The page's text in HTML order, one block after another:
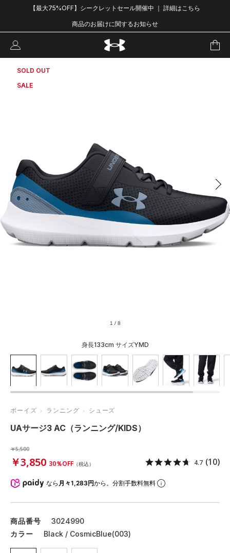
【最大75%OFF】シークレットセール開催中 ｜ 詳細はこちら
商品のお届けに関するお知らせ
SOLD OUT
SALE
1 / 8
身長133cm サイズYMD
ボーイズ ランニング シューズ
UAサージ3 AC（ランニング/KIDS）
￥5,500
￥3,850 30％OFF （税込） 4.7 (10)
なら 月々1,283円から。分割手数料無料
商品番号
3024990
カラー
Black / CosmicBlue(003)